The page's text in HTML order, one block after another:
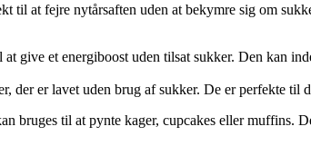
til at fejre nytårsaften uden at bekymre sig om
give et energiboost uden tilsat sukker. Den kan
er lavet uden brug af sukker. De er perfekte til
bruges til at pynte kager, cupcakes eller muffins.